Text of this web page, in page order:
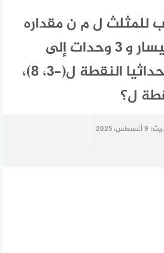
للمثلث ل م ن مقداره
5 وحدات إلى اليسار و 3 وحدات إلى
أسفل. إذا كان إحداثيا النقطة ل(-3، 8)،
ل؟
9 أغسطس، 2025